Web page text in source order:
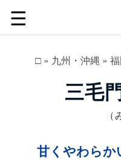
☰
□» 九州・沖縄 »
三毛
甘くやわらか